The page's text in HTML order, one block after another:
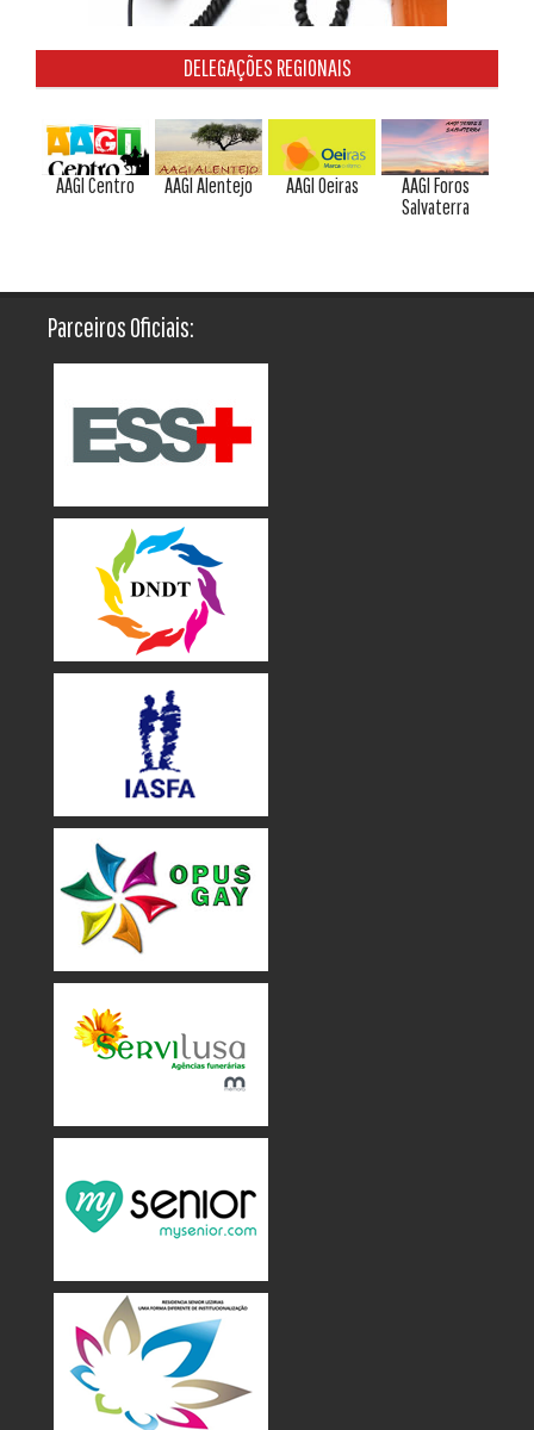
DELEGAÇÕES REGIONAIS
AAGI Centro AAGI Alentejo AAGI Oeiras
AAGI Foros
Salvaterra
Parceiros Oficiais: